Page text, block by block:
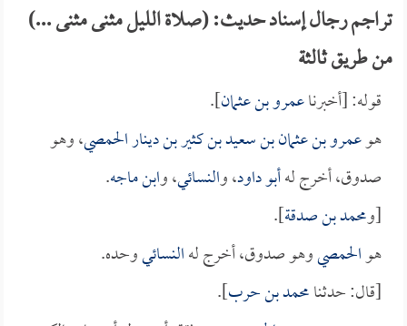
تراجم رجال إسناد حديث: (صلاة الليل مثنى مثنى ...)
من طريق ثالثة
قوله: [أخبرناعمرو بن عثمان].
هوعمرو بن عثمان بن سعيد بن كثير بن دينار الحمصي، وهو
صدوق، أخرج لهأبو داود، والنسائي، وابن ماجه.
[ومحمد بن صدقة].
هوالحمصيوهو صدوق، أخرج لهالنسائيوحده.
[قال: حدثنامحمد بن حرب].